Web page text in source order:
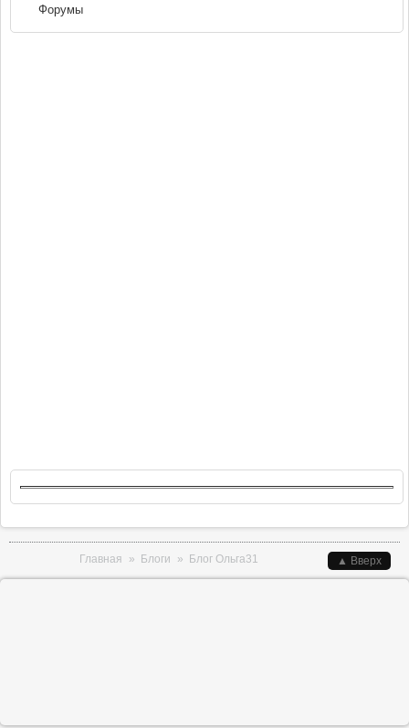
Форумы
Главная » Блоги » Блог Ольга31 ▲ Вверх